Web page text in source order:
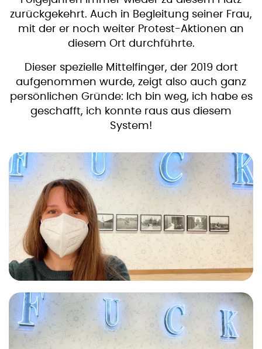
zurückgekehrt. Auch in Begleitung seiner Frau,
mit der er noch weiter Protest-Aktionen an
diesem Ort durchführte.
Dieser spezielle Mittelfinger, der 2019 dort
aufgenommen wurde, zeigt also auch ganz
persönlichen Gründe: Ich bin weg, ich habe es
geschafft, ich konnte raus aus diesem
System!